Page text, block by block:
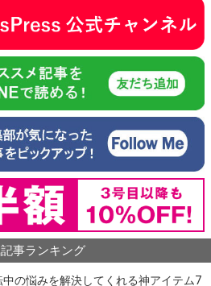
事ランキング
中の悩みを解決してくれる神アイテム7